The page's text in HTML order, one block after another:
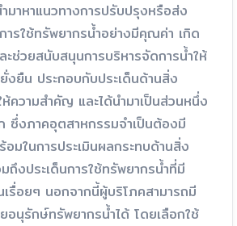
มาหาแนวทางการปรับปรุงหรือส่ง
ารใช้ทรัพยากรน้ำอย่างมีคุณค่า เกิด
ช่วยสนับสนุนการบริหารจัดการน้ำให้
งยืน ประกอบกับประเด็นด้านสิ่ง
ความสำคัญ และได้นำมาเป็นส่วนหนึ่ง
ซึ่งภาคอุตสาหกรรมจำเป็นต้องมี
อมในการประเมินผลกระทบด้านสิ่ง
งประเด็นการใช้ทรัพยากรน้ำที่มี
รื่อยๆ นอกจากนี้ผู้บริโภคสามารถมี
อนุรักษ์ทรัพยากรน้ำได้ โดยเลือกใช้